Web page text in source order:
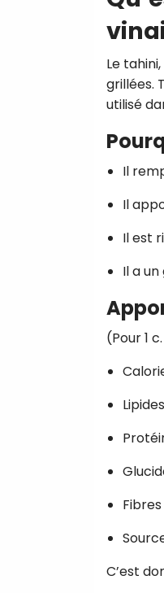
Le
grillées.
utilisé
Il
Il
Il est
Il a
(Pour 1
Fibres
C’est